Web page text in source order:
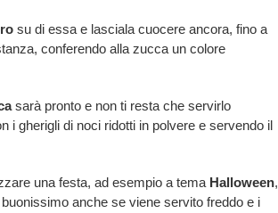
su di essa e lasciala cuocere ancora, fino a
conferendo alla zucca un colore
sarà pronto e non ti resta che servirlo
i gherigli di noci ridotti in polvere e servendo il
una festa, ad esempio a tema Halloween,
anche se viene servito freddo e i